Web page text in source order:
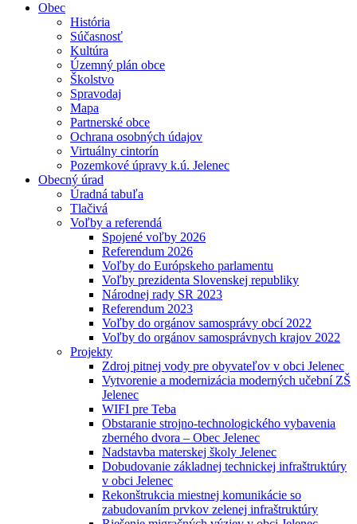
Obec
História
Súčasnosť
Kultúra
Územný plán obce
Školstvo
Spravodaj
Mapa
Partnerské obce
Ochrana osobných údajov
Virtuálny cintorín
Pozemkové úpravy k.ú. Jelenec
Obecný úrad
Úradná tabuľa
Tlačivá
Voľby a referendá
Spojené voľby 2026
Referendum 2026
Voľby do Európskeho parlamentu
Voľby prezidenta Slovenskej republiky
Národnej rady SR 2023
Referendum 2023
Voľby do orgánov samosprávy obcí 2022
Voľby do orgánov samosprávnych krajov 2022
Projekty
Zdroj pitnej vody pre obyvateľov v obci Jelenec
Vytvorenie a modernizácia moderných učební ZŠ
Jelenec
WIFI pre Teba
Obstaranie strojno-technologického vybavenia
zberného dvora – Obec Jelenec
Nadstavba materskej školy Jelenec
Dobudovanie základnej technickej infraštruktúry
v obci Jelenec
Rekonštrukcia miestnej komunikácie so
zabudovaním prvkov zelenej infraštruktúry